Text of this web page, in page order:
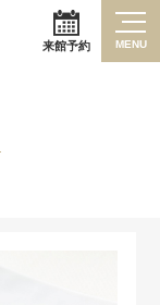
来館予約 MENU